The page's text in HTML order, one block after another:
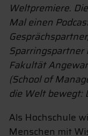
Weltpremiere.
Mal einen
Sparringspartner
Fakultät
(School of
die Welt bewegt:
Als Hochschule
Menschen mit